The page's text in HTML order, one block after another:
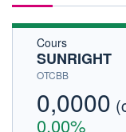
Cours
SUNRIGHT
OTCBB
0,0000
0,00%